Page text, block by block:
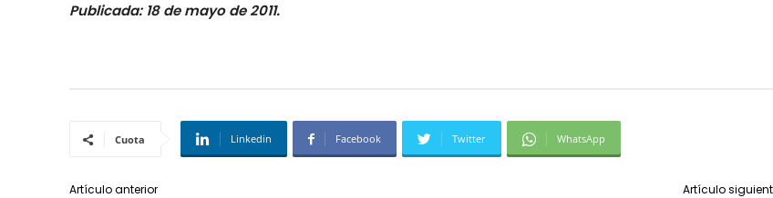
Publicada: 18 de mayo de 2011.
Cuota Linkedin Facebook Twitter WhatsApp
Artículo anterior Artículo